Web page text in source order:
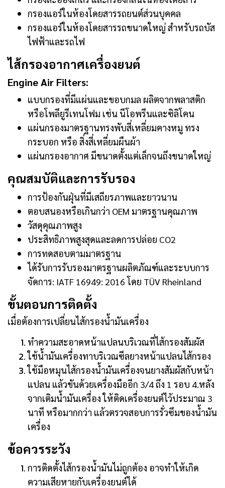
กรองแอร์ในห้องโดยสารรถยนต์ส่วนบุคคล
กรองแอร์ในห้องโดยสารรถขนาดใหญ่ สำหรับรถบัส
ไฟฟ้าและรถไฟ
ไส้กรองอากาศเครื่องยนต์
Engine Air Filters:
แบบกรองที่มีแผ่นและขอบกมล ผลิตจากพลาสติก
หรือโพลียูรีเทนโฟม เช่น นีโอพรีนและซิลิโคน
แผ่นกรองมาตรฐานทรงพับสี่เหลี่ยมคางหมู ทรง
กระบอก หรือ สิ่งสี่เหลี่ยมผืนผ้า
แผ่นกรองอากาศ มีขนาดตั้งแต่เล็กจนถึงขนาดใหญ่
คุณสมบัติและการรับรอง
การป้องกันฝุ่นที่มีเสถียรภาพและยาวนาน
ตอบสนองหรือเกินกว่า OEM มาตรฐานคุณภาพ
วัสดุคุณภาพสูง
ประสิทธิภาพสูงสุดและลดการปล่อย CO2
การทดสอบตามมาตรฐาน
ได้รับการรับรองมาตรฐานผลิตภัณฑ์และระบบการ
จัดการ: IATF 16949: 2016 โดย TÜV Rheinland
ขั้นตอนการติดตั้ง
เมื่อต้องการเปลี่ยนไส้กรองน้ำมันเครื่อง
ทำความสะอาดหน้าแปลนบริเวณที่ไส้กรองสัมผัส
ใช้น้ำมันเครื่องทาบริเวณซีลยางหน้าแปลนไส้กรอง
ใช้มือหมุนไส้กรองน้ำมันเครื่องจนยางสัมผัสกับหน้า
แปลน แล้วขันด้วยเครื่องมืออีก 3/4 ถึง 1 รอบ 4.หลัง
จากเติมน้ำมันเครื่อง ให้ติดเครื่องยนต์ไว้ประมาณ 3
นาที หรือมากกว่า แล้วตรวจสอบการรั่วซึมของน้ำมัน
เครื่อง
ข้อควรระวัง
การติดตั้งไส้กรองน้ำมันไม่ถูกต้อง อาจทำให้เกิด
ความเสียหายกับเครื่องยนต์ได้